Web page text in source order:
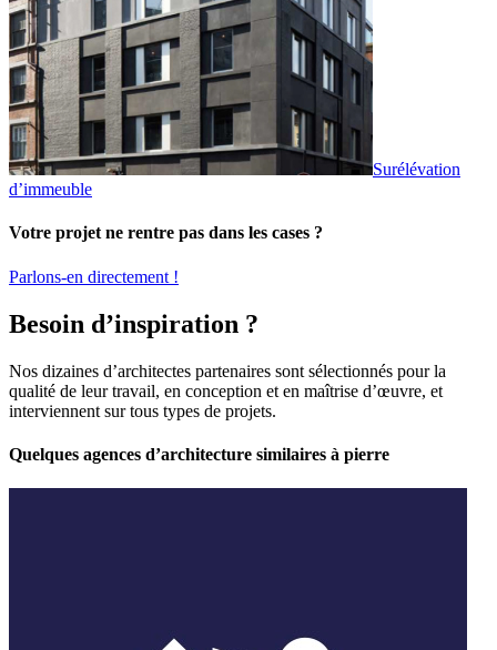
Surélévation
d’immeuble
Votre projet ne rentre pas dans les cases ?
Parlons-en directement !
Besoin d’inspiration ?
Nos dizaines d’architectes partenaires sont sélectionnés pour la
qualité de leur travail, en conception et en maîtrise d’œuvre, et
interviennent sur tous types de projets.
Quelques agences d’architecture similaires à pierre